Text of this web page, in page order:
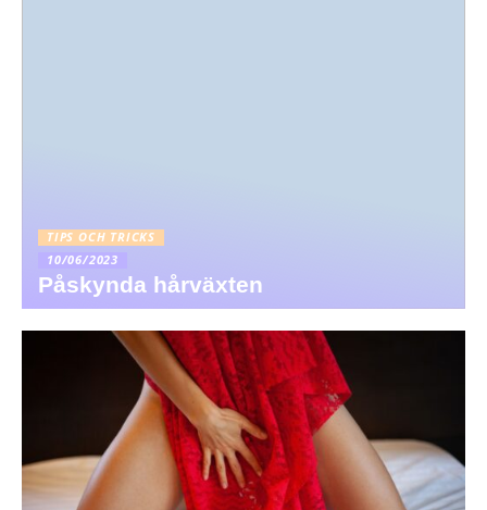
TIPS OCH TRICKS
10/06/2023
Påskynda hårväxten